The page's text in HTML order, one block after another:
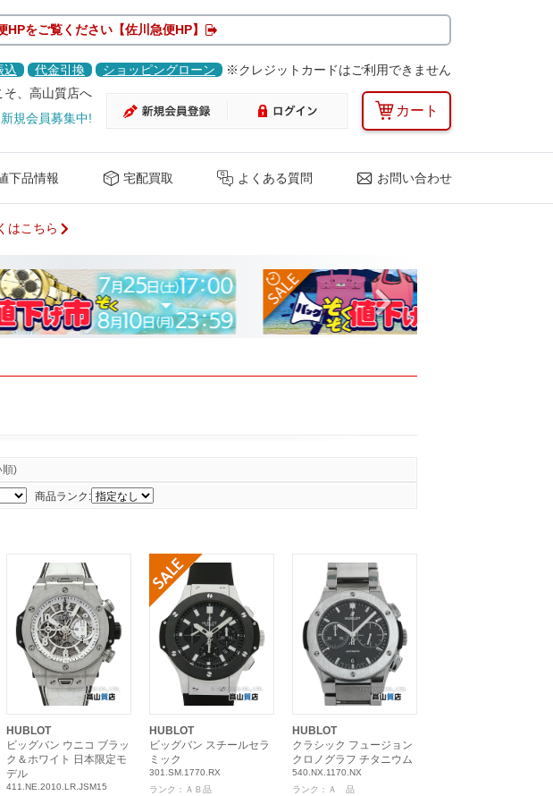
をご覧ください【佐川急便HP】
込 代金引換 ショッピングローン ※クレジットカードはご利用できません
そ、高山質店へ
新規会員募集中! カート
下品情報 宅配買取 よくある質問 お問い合わせ
はこちら
Next
順)
商品ランク:
HUBLOT
ビッグバン ウニコ ブラッ
ク＆ホワイト 日本限定モ
デル
411.NE.2010.LR.JSM15
HUBLOT
ビッグバン スチールセラ
ミック
301.SM.1770.RX
ランク：ＡＢ品
HUBLOT
クラシック フュージョン
クロノグラフ チタニウム
540.NX.1170.NX
ランク：Ａ 品